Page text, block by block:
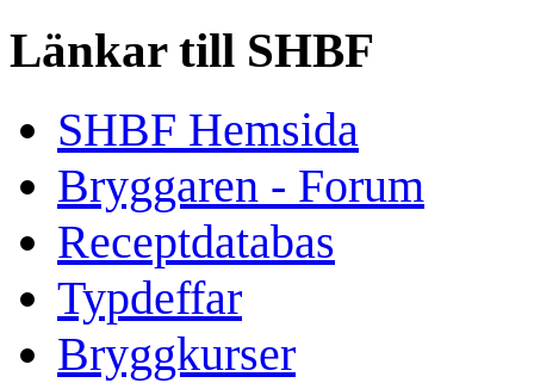
Länkar till SHBF
SHBF Hemsida
Bryggaren - Forum
Receptdatabas
Typdeffar
Bryggkurser